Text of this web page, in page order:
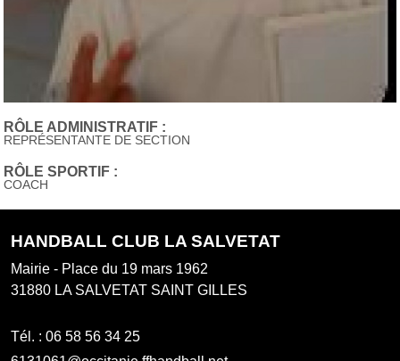
RÔLE ADMINISTRATIF :
REPRÉSENTANTE DE SECTION
RÔLE SPORTIF :
COACH
HANDBALL CLUB LA SALVETAT
Mairie - Place du 19 mars 1962
31880 LA SALVETAT SAINT GILLES
Tél. : 06 58 56 34 25